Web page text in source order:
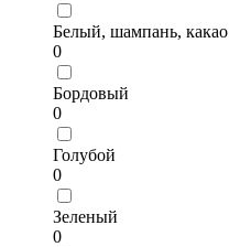
Белый, шампань, какао
0
Бордовый
0
Голубой
0
Зеленый
0